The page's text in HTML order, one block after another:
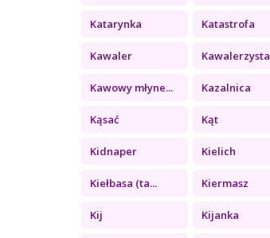
Katarynka Katastrofa
Kawaler Kawalerzysta
Kawowy młyne... Kazalnica
Kąsać Kąt
Kidnaper Kielich
Kiełbasa (ta... Kiermasz
Kij Kijanka